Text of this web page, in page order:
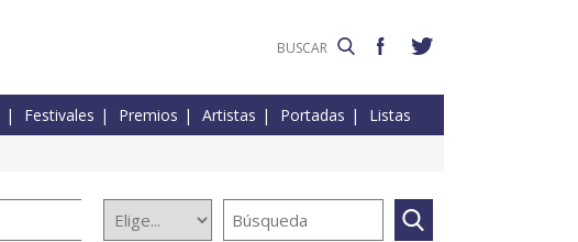
Festivales Premios Artistas Portadas Listas